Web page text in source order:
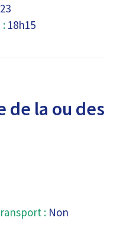
: 18h15
de la ou des
: Non